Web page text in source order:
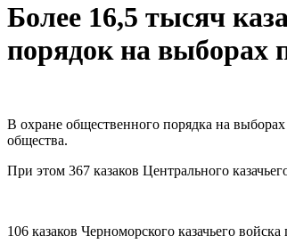
Более 16,5 тысяч
порядок на выборах
В охране общественного порядка на
общества.
При этом 367 казаков Центрального
106 казаков Черноморского казачьего войска